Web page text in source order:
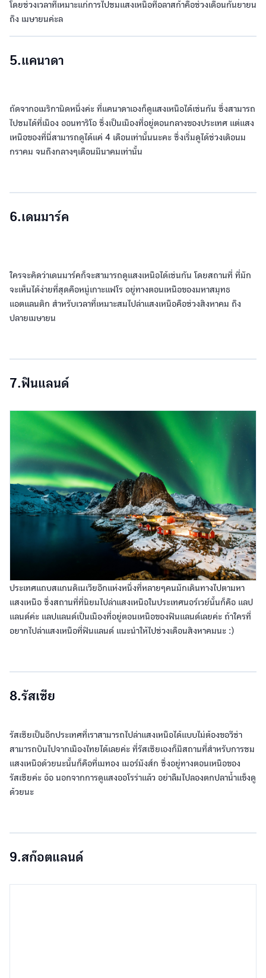
โดยช่วงเวลาที่เหมาะแก่การไปชมแสงเหนือที่อลาสก้าคือช่วงเดือนกันยายน
ถึง เมษายนค่ะล
5.แคนาดา
ถัดจากอเมริกานิดหนึ่งค่ะ ที่แคนาดาเองก็ดูแสงเหนือได้เช่นกัน ซึ่งสามารถ
ไปชมได้ที่เมือง ออนทาริโอ ซึ่งเป็นเมืองที่อยู่ตอนกลางของประเทศ แต่แสง
เหนือของที่นี่สามารถดูได้แค่ 4 เดือนเท่านั้นนะคะ ซึ่งเริ่มดูได้ช่วงเดิอนม
กราคม จนถึงกลางๆเดือนมีนาคมเท่านั้น
6.เดนมาร์ค
ใครจะคิดว่าเดนมาร์คก็จะสามารถดูแสงเหนือได้เช่นกัน โดยสถานที่ ที่มัก
จะเห็นได้ง่ายที่สุดคือหมู่เกาะแฟโร อยู่ทางตอนเหนือของมหาสมุทธ
แอตแลนติก สำหรับเวลาที่เหมาะสมไปล่าแสงเหนือคือช่วงสิงหาคม ถึง
ปลายเมษายน
7.ฟินแลนด์
ประเทศแถบสแกนดิเนเวียอีกแห่งหนึ่งที่หลายๆคนมักเดินทางไปตามหา
แสงเหนือ ซึ่งสถานที่ที่นิยมไปล่าแสงเหนือในประเทศนอร์เวย์นั้นก็คือ แลป
แลนด์ค่ะ แลปแลนด์เป็นเมืองที่อยู่ตอนเหนือของฟินแลนด์เลยค่ะ ถ้าใครที่
อยากไปล่าแสงเหนือที่ฟินแลนด์ แนะนำให้ไปช่วงเดือนสิงหาคมนะ :)
8.รัสเซีย
รัสเซียเป็นอีกประเทศที่เราสามารถไปล่าแสงเหนือได้แบบไม่ต้องขอวีซ่า
สามารถบินไปจากเมืองไทยได้เลยค่ะ ที่รัสเซียเองก็มีสถานที่สำหรับการชม
แสงเหนือด้วยนะนั้นก็คือที่เมทอง เมอร์มังส์ก ซึ่งอยู่ทางตอนเหนือของ
รัสเซียค่ะ อ้อ นอกจากการดูแสงออโรร่าแล้ว อย่าลืมไปลองตกปลาน้ำแข็งดู
ด้วยนะ
9.สก๊อตแลนด์